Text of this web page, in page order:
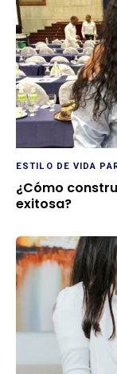
ESTILO DE VIDA
¿Cómo
exitosa?